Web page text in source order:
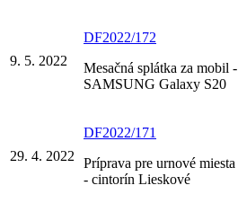
9. 5. 2022
DF2022/172
Mesačná splátka za mobil -
SAMSUNG Galaxy S20
29. 4. 2022
DF2022/171
Príprava pre urnové miesta
- cintorín Lieskové